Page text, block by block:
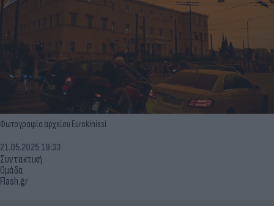
Φωτογραφία αρχείου Eurokinissi
Συντακτική
Ομάδα
Flash.gr
21.05.2025 19:33